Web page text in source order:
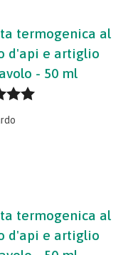
termogenica al
d'api e artiglio
- 50 ml
termogenica al
d'api e artiglio